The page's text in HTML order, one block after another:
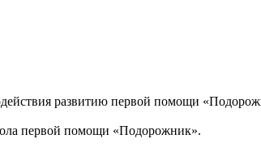
развитию первой помощи
первой помощи «Подорожник».